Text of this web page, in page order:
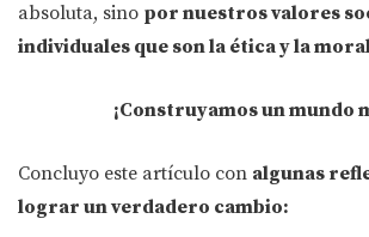
absoluta, sino por nuestros valores
individuales que son la ética y la
¡Construyamos un mundo
Concluyo este artículo con algunas
lograr un verdadero cambio: